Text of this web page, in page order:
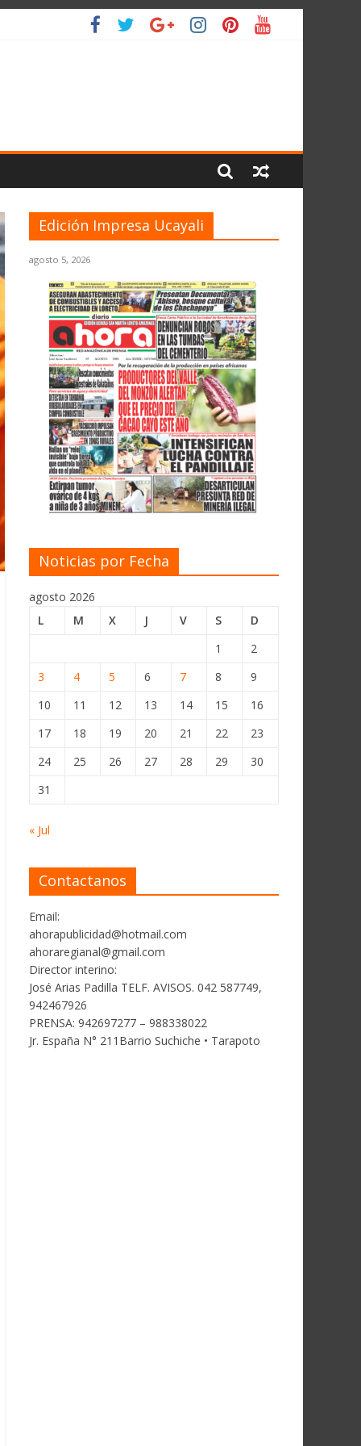
Edición Impresa Ucayali
agosto 5, 2026
Noticias por Fecha
agosto 2026
L
M X J V S
D
1
2
3
4 5 6 7 8
9
10
11 12 13 14 15
16
17
18 19 20 21 22
23
24
25 26 27 28 29
30
31
« Jul
Contactanos
Email:
ahorapublicidad@hotmail.com
ahoraregianal@gmail.com
Director interino:
José Arias Padilla TELF. AVISOS. 042 587749,
942467926
PRENSA: 942697277 – 988338022
Jr. España N° 211Barrio Suchiche • Tarapoto